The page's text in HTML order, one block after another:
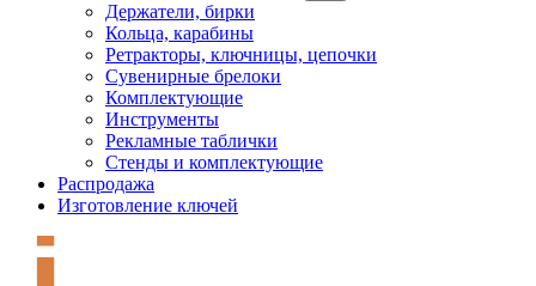
Держатели, бирки
Кольца, карабины
Ретракторы, ключницы, цепочки
Сувенирные брелоки
Комплектующие
Инструменты
Рекламные таблички
Стенды и комплектующие
Распродажа
Изготовление ключей